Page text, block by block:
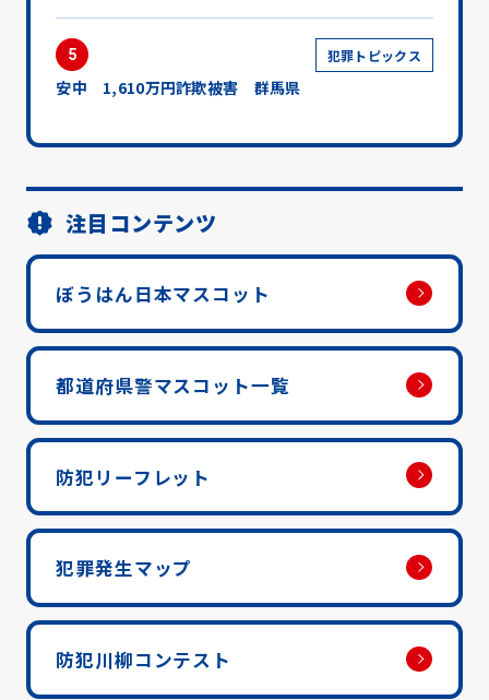
5 犯罪トピックス
安中 1,610万円詐欺被害 群馬県
注目コンテンツ
ぼうはん日本マスコット
都道府県警マスコット一覧
防犯リーフレット
犯罪発生マップ
防犯川柳コンテスト